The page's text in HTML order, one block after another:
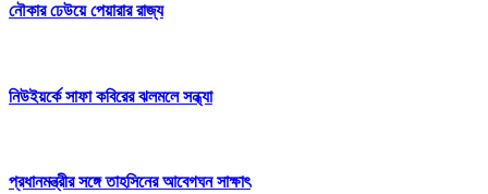
নৌকার ঢেউয়ে পেয়ারার রাজ্য
নিউইয়র্কে সাফা কবিরের ঝলমলে সন্ধ্যা
প্রধানমন্ত্রীর সঙ্গে তাহসিনের আবেগঘন সাক্ষাৎ